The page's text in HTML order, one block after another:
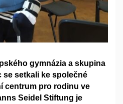
gymnázia a skupina
se setkali ke společné
centrum pro rodinu ve
Seidel Stiftung je